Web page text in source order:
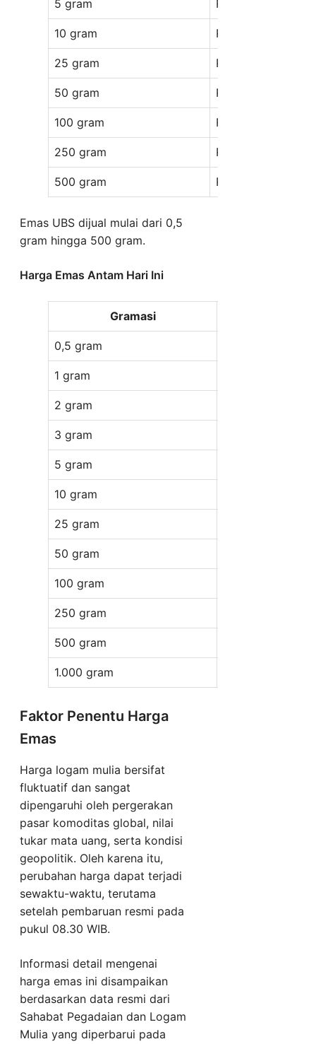
5 gram Rp 14.342.000
10 gram Rp 28.532.000
25 gram Rp 71.192.000
50 gram Rp 142.090.000
100 gram Rp 284.069.000
250 gram Rp 709.963.000
500 gram Rp 1.418.258.000
Emas UBS dijual mulai dari 0,5
gram hingga 500 gram.
Harga Emas Antam Hari Ini
Gramasi
0,5 gram
1 gram
2 gram
3 gram
5 gram
10 gram
25 gram
50 gram
100 gram
250 gram
500 gram
1.000 gram
Faktor Penentu Harga
Emas
Harga logam mulia bersifat
fluktuatif dan sangat
dipengaruhi oleh pergerakan
pasar komoditas global, nilai
tukar mata uang, serta kondisi
geopolitik. Oleh karena itu,
perubahan harga dapat terjadi
sewaktu-waktu, terutama
setelah pembaruan resmi pada
pukul 08.30 WIB.
Informasi detail mengenai
harga emas ini disampaikan
berdasarkan data resmi dari
Sahabat Pegadaian dan Logam
Mulia yang diperbarui pada